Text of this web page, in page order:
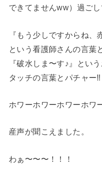
できてませんww）過ごし
『もう少しですからね、
という看護師さんの言葉
『破水しま〜す♪』とい
タッチの言葉とパチャー
ホワーホワーホワーホワ
産声が聞こえました。
わぁ〜〜〜！！！